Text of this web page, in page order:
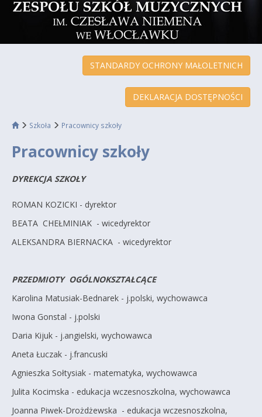
STANDARDY OCHRONY MAŁOLETNICH
DEKLARACJA DOSTĘPNOŚCI
Szkoła Pracownicy szkoły
Pracownicy szkoły
DYREKCJA SZKOŁY
ROMAN KOZICKI - dyrektor
BEATA CHEŁMINIAK - wicedyrektor
ALEKSANDRA BIERNACKA - wicedyrektor
PRZEDMIOTY OGÓLNOKSZTAŁCĄCE
Karolina Matusiak-Bednarek - j.polski, wychowawca
Iwona Gonstal - j.polski
Daria Kijuk - j.angielski, wychowawca
Aneta Łuczak - j.francuski
Agnieszka Sołtysiak - matematyka, wychowawca
Julita Kocimska - edukacja wczesnoszkolna, wychowawca
Joanna Piwek-Drożdżewska - edukacja wczesnoszkolna,